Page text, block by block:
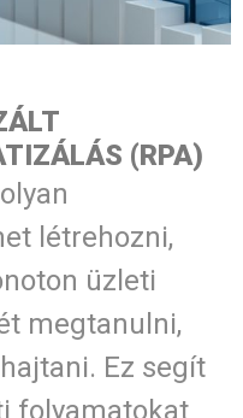
(RPA)
létrehozni,
üzleti
megtanulni,
Ez segít
folyamatokat